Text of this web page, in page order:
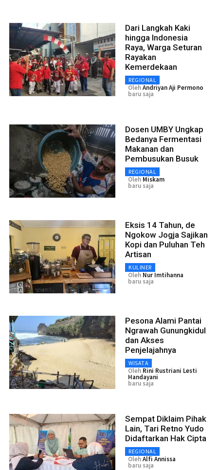
Dari Langkah Kaki
hingga Indonesia
Raya, Warga Seturan
Rayakan
Kemerdekaan
REGIONAL
OlehAndriyan Aji Permono
baru saja
Dosen UMBY Ungkap
Bedanya Fermentasi
Makanan dan
Pembusukan Busuk
REGIONAL
Oleh Miskam
baru saja
Eksis 14 Tahun, de
Ngokow Jogja Sajikan
Kopi dan Puluhan Teh
Artisan
KULINER
Oleh Nur Imtihanna
baru saja
Pesona Alami Pantai
Ngrawah Gunungkidul
dan Akses
Penjelajahnya
WISATA
Oleh Rini Rustriani Lesti
Handayani
baru saja
Sempat Diklaim Pihak
Lain, Tari Retno Yudo
Didaftarkan Hak Cipta
REGIONAL
OlehAlfi Annissa
baru saja